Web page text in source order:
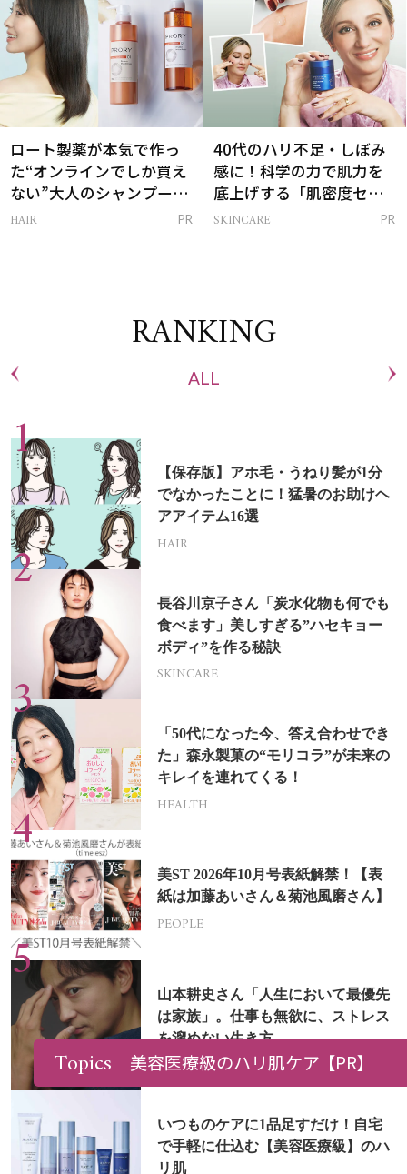
ロート製薬が本気で作っ
た“オンラインでしか買え
ない”大人のシャンプー＆
トリートメントって？
HAIR PR
40代のハリ不足・しぼみ
感に！科学の力で肌力を
底上げする「肌密度セラ
ム」
SKINCARE PR
RANKING
ALL
【保存版】アホ毛・うねり髪が1分
でなかったことに！猛暑のお助けヘ
アアイテム16選
HAIR
長谷川京子さん「炭水化物も何でも
食べます」美しすぎる”ハセキョー
ボディ”を作る秘訣
SKINCARE
「50代になった今、答え合わせでき
た」森永製菓の“モリコラ”が未来の
キレイを連れてくる！
HEALTH
美ST 2026年10月号表紙解禁！【表
紙は加藤あいさん＆菊池風磨さん】
PEOPLE
山本耕史さん「人生において最優先
は家族」。仕事も無欲に、ストレス
を溜めない生き方
PEOPLE
いつものケアに1品足すだけ！自宅
で手軽に仕込む【美容医療級】のハ
リ肌
Topics 美容医療級のハリ肌ケア【PR】